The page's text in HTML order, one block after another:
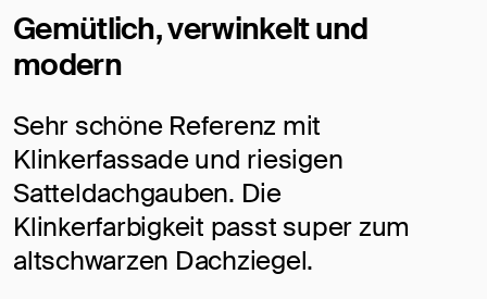
Gemütlich, verwinkelt und
modern
Sehr schöne Referenz mit
Klinkerfassade und riesigen
Satteldachgauben. Die
Klinkerfarbigkeit passt super zum
altschwarzen Dachziegel.